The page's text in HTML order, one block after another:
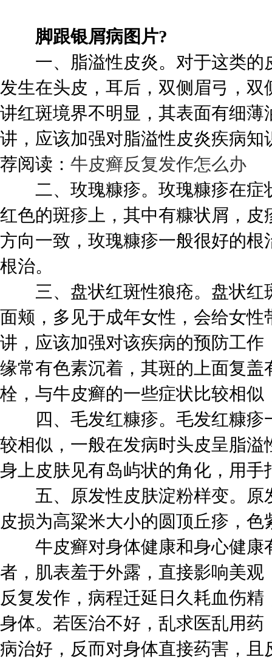
脚跟银屑病图片?
一、脂溢性皮炎。对于这类的
发生在头皮，耳后，双侧眉弓，
讲红斑境界不明显，其表面有细
讲，应该加强对脂溢性皮炎疾病
荐阅读： 牛皮癣反复发作怎么办
二、玫瑰糠疹。玫瑰糠疹在症
红色的斑疹上，其中有糠状屑，
方向一致，玫瑰糠疹一般很好的
根治。
三、盘状红斑性狼疮。盘状红
面颊，多见于成年女性，会给女
讲，应该加强对该疾病的预防工
缘常有色素沉着，其斑的上面复
栓，与牛皮癣的一些症状比较相
四、毛发红糠疹。毛发红糠疹
较相似，一般在发病时头皮呈脂
身上皮肤见有岛屿状的角化，用
五、原发性皮肤淀粉样变。原
皮损为高粱米大小的圆顶丘疹，色
牛皮癣对身体健康和身心健康
者，肌表羞于外露，直接影响美
反复发作，病程迁延日久耗血伤
身体。若医治不好，乱求医乱用
病治好，反而对身体直接药害，